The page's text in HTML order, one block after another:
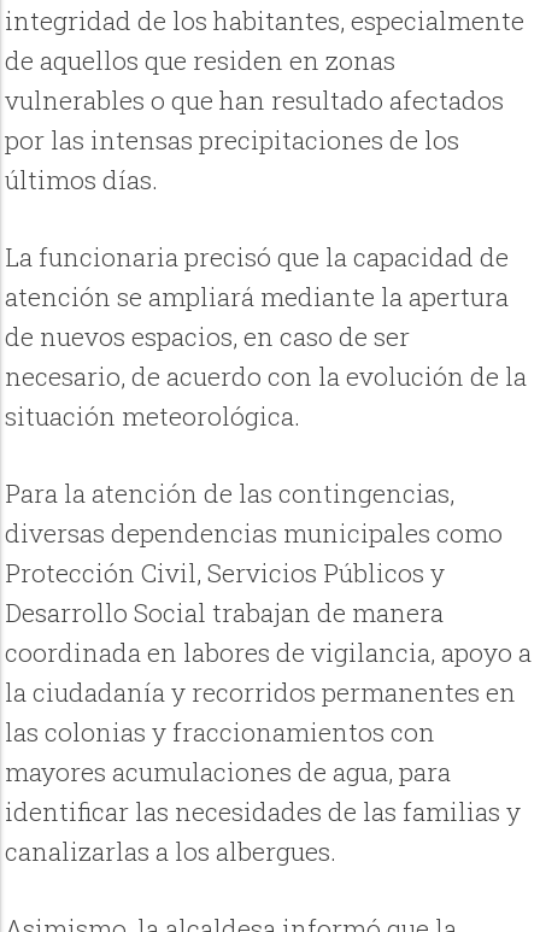
integridad de los habitantes, especialmente
de aquellos que residen en zonas
vulnerables o que han resultado afectados
por las intensas precipitaciones de los
últimos días.
La funcionaria precisó que la capacidad de
atención se ampliará mediante la apertura
de nuevos espacios, en caso de ser
necesario, de acuerdo con la evolución de la
situación meteorológica.
Para la atención de las contingencias,
diversas dependencias municipales como
Protección Civil, Servicios Públicos y
Desarrollo Social trabajan de manera
coordinada en labores de vigilancia, apoyo a
la ciudadanía y recorridos permanentes en
las colonias y fraccionamientos con
mayores acumulaciones de agua, para
identificar las necesidades de las familias y
canalizarlas a los albergues.